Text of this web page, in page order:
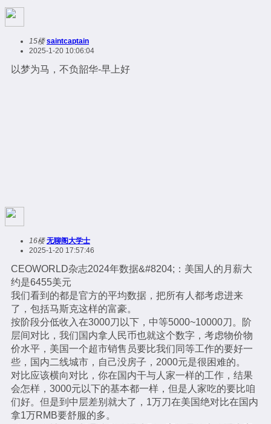
15楼 saintcaptain
2025-1-20 10:06:04
以梦为马，不负韶华-早上好
16楼 无聊阁大学士
2025-1-20 17:57:46
CEOWORLD杂志2024年数据&#8204;：美国人的月薪大
约是6455美元
我们看到的都是官方的平均数据，把所有人都考虑进来
了，包括马斯克这样的富豪。
按阶段分低收入在3000刀以下，中等5000~10000刀。阶
层间对比，我们国内拿人民币也就这个数字，考虑物价物
价水平，美国一个超市销售员要比我们同等工作的要好一
些，国内二线城市，自己没房子，2000元是很困难的。
对比应该横向对比，你在国内干与人家一样的工作，结果
会怎样，3000元以下的基本都一样，但是人家吃的要比咱
们好。但是到中层差别就大了，1万刀在美国绝对比在国内
拿1万RMB要舒服的多。